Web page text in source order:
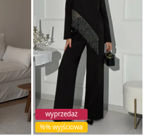
%% wyjściowa
wyprzedaż